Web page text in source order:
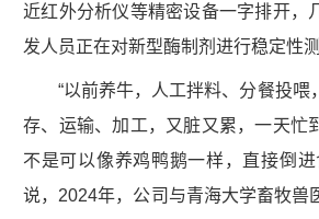
近红外分析仪等精密设备一字排开，
发人员正在对新型酶制剂进行稳定性测
“以前养牛，人工拌料、分餐投喂
存、运输、加工，又脏又累，一天忙
不是可以像养鸡鸭鹅一样，直接倒进
说，2024年，公司与青海大学畜牧兽